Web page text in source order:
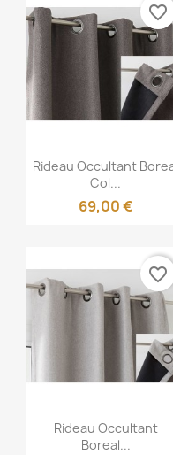
Aperçu rapide
Rideau Occultant
Col...
69,00 €
favorite_border
Aperçu rapide
Rideau Occultant
Boreal...
favorite_border